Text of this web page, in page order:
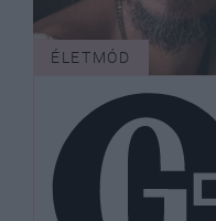
ÉLETMÓD